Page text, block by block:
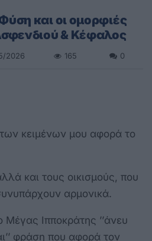
και οι ομορφιές
& Κέφαλος
2026 165 0
κειμένων μου αφορά το
και τους οικισμούς, που
αρμονικά.
Ιπποκράτης ’’άνευ
φράση που αφορά τον